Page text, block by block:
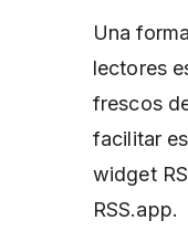
Una
lectores
frescos
facilitar
widget
RSS.app.